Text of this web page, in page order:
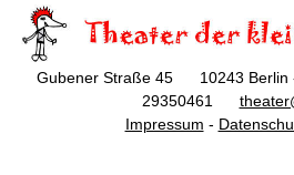
Gubener Straße 45 10243
29350461
Impressum -